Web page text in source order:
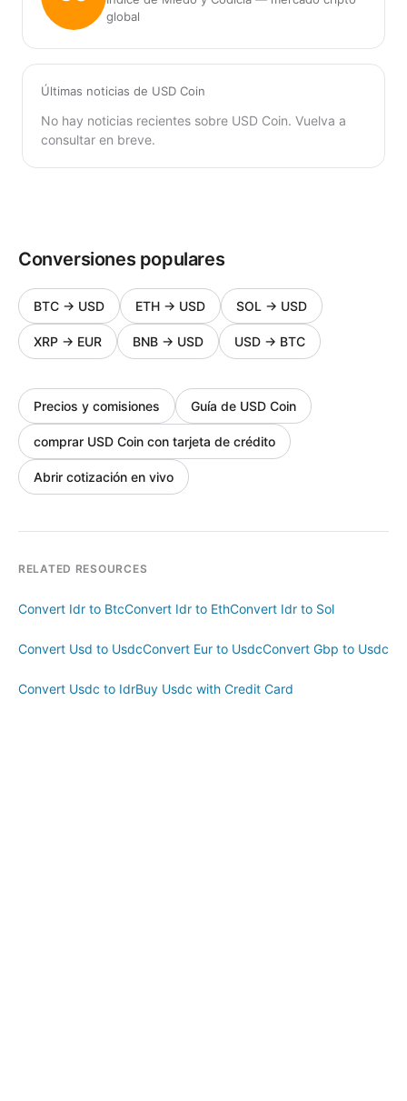
global
Últimas noticias de USD Coin
No hay noticias recientes sobre USD Coin. Vuelva a
consultar en breve.
Conversiones populares
BTC → USD ETH → USD SOL → USD
XRP → EUR BNB → USD USD → BTC
Precios y comisiones Guía de USD Coin
comprar USD Coin con tarjeta de crédito
Abrir cotización en vivo
RELATED RESOURCES
Convert Idr to BtcConvert Idr to EthConvert Idr to Sol
Convert Usd to UsdcConvert Eur to UsdcConvert Gbp to Usdc
Convert Usdc to IdrBuy Usdc with Credit Card